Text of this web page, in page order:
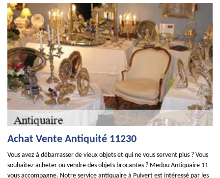
Achat Vente Antiquité 11230
Vous avez à débarrasser de vieux objets et qui ne vous servent plus ? Vous
souhaitez acheter ou vendre des objets brocantes ? Medou Antiquaire 11
vous accompagne. Notre service antiquaire à Puivert est intéressé par les